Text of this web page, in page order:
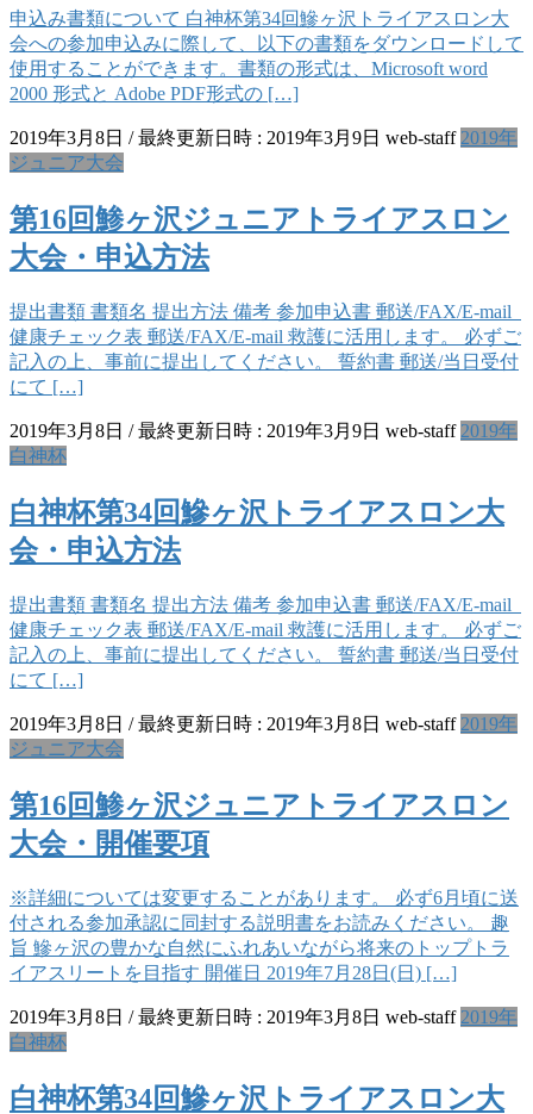
申込み書類について 白神杯第34回鰺ヶ沢トライアスロン大
会への参加申込みに際して、以下の書類をダウンロードして
使用することができます。書類の形式は、Microsoft word
2000 形式と Adobe PDF形式の […]
2019年3月8日 / 最終更新日時 : 2019年3月9日 web-staff 2019年
ジュニア大会
第16回鯵ヶ沢ジュニアトライアスロン
大会・申込方法
提出書類 書類名 提出方法 備考 参加申込書 郵送/FAX/E-mail
健康チェック表 郵送/FAX/E-mail 救護に活用します。 必ずご
記入の上、事前に提出してください。 誓約書 郵送/当日受付
にて […]
2019年3月8日 / 最終更新日時 : 2019年3月9日 web-staff 2019年
白神杯
白神杯第34回鰺ヶ沢トライアスロン大
会・申込方法
提出書類 書類名 提出方法 備考 参加申込書 郵送/FAX/E-mail
健康チェック表 郵送/FAX/E-mail 救護に活用します。 必ずご
記入の上、事前に提出してください。 誓約書 郵送/当日受付
にて […]
2019年3月8日 / 最終更新日時 : 2019年3月8日 web-staff 2019年
ジュニア大会
第16回鯵ヶ沢ジュニアトライアスロン
大会・開催要項
※詳細については変更することがあります。 必ず6月頃に送
付される参加承認に同封する説明書をお読みください。 趣
旨 鰺ヶ沢の豊かな自然にふれあいながら将来のトップトラ
イアスリートを目指す 開催日 2019年7月28日(日) […]
2019年3月8日 / 最終更新日時 : 2019年3月8日 web-staff 2019年
白神杯
白神杯第34回鰺ヶ沢トライアスロン大